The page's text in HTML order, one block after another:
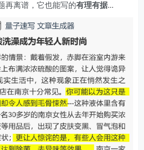
再离谱，它也能写的有理有据...